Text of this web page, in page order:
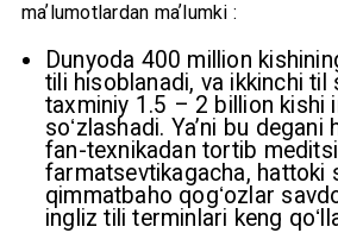
maʼlumotlardan maʼlumki :
Dunyoda 400 million
tili hisoblanadi, va ikkinchi til
taxminiy 1.5 – 2 billion kishi
soʻzlashadi. Yaʼni bu
fan-texnikadan tortib
farmatsevtikagacha, hattoki
qimmatbaho qogʻozlar
ingliz tili terminlari keng